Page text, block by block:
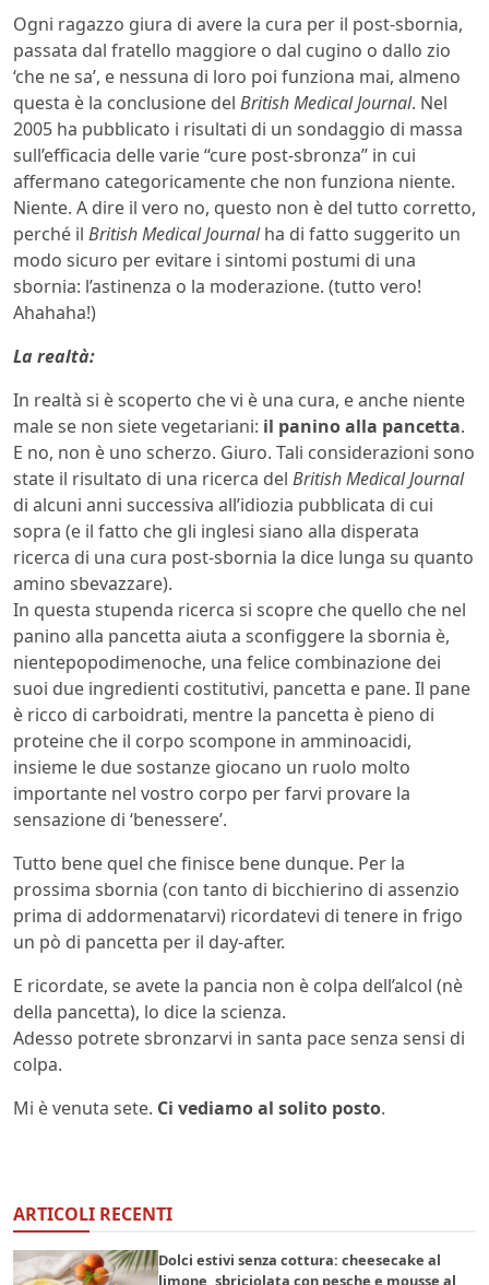
Ogni ragazzo giura di avere la cura per il post-sbornia,
passata dal fratello maggiore o dal cugino o dallo zio
‘che ne sa’, e nessuna di loro poi funziona mai, almeno
questa è la conclusione del British Medical Journal. Nel
2005 ha pubblicato i risultati di un sondaggio di massa
sull’efficacia delle varie “cure post-sbronza” in cui
affermano categoricamente che non funziona niente.
Niente. A dire il vero no, questo non è del tutto corretto,
perché il British Medical Journalha di fatto suggerito un
modo sicuro per evitare i sintomi postumi di una
sbornia: l’astinenza o la moderazione. (tutto vero!
Ahahaha!)
La realtà:
In realtà si è scoperto che vi è una cura, e anche niente
male se non siete vegetariani: il panino alla pancetta.
E no, non è uno scherzo. Giuro. Tali considerazioni sono
state il risultato di una ricerca del British Medical Journal
di alcuni anni successiva all’idiozia pubblicata di cui
sopra (e il fatto che gli inglesi siano alla disperata
ricerca di una cura post-sbornia la dice lunga su quanto
amino sbevazzare).
In questa stupenda ricerca si scopre che quello che nel
panino alla pancetta aiuta a sconfiggere la sbornia è,
nientepopodimenoche, una felice combinazione dei
suoi due ingredienti costitutivi, pancetta e pane. Il pane
è ricco di carboidrati, mentre la pancetta è pieno di
proteine ​​che il corpo scompone in amminoacidi,
insieme le due sostanze giocano un ruolo molto
importante nel vostro corpo per farvi provare la
sensazione di ‘benessere’.
Tutto bene quel che finisce bene dunque. Per la
prossima sbornia (con tanto di bicchierino di assenzio
prima di addormenatarvi) ricordatevi di tenere in frigo
un pò di pancetta per il day-after.
E ricordate, se avete la pancia non è colpa dell’alcol (nè
della pancetta), lo dice la scienza.
Adesso potrete sbronzarvi in santa pace senza sensi di
colpa.
Mi è venuta sete. Ci vediamo al solito posto.
ARTICOLI RECENTI
Dolci estivi senza cottura: cheesecake al
limone, sbriciolata con pesche e mousse al